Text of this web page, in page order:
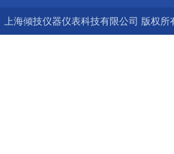
上海倾技仪器仪表科技有限公司 版权